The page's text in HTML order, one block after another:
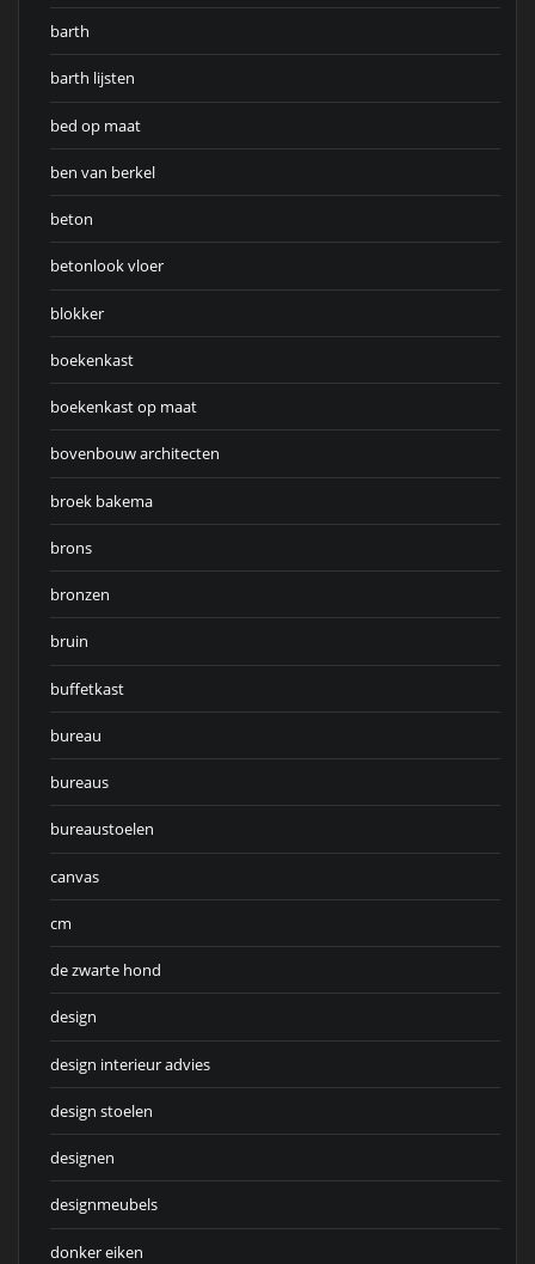
barth
barth lijsten
bed op maat
ben van berkel
beton
betonlook vloer
blokker
boekenkast
boekenkast op maat
bovenbouw architecten
broek bakema
brons
bronzen
bruin
buffetkast
bureau
bureaus
bureaustoelen
canvas
cm
de zwarte hond
design
design interieur advies
design stoelen
designen
designmeubels
donker eiken